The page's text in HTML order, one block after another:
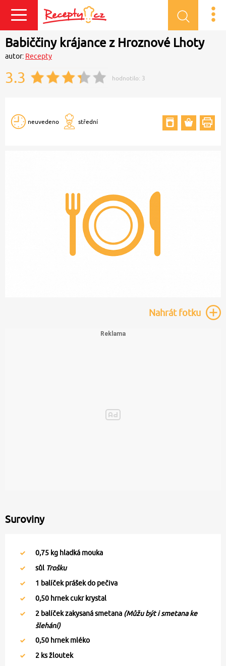
Přihlásit se
Babiččiny krájance z Hroznové Lhoty
autor: Recepty
3.3 hodnotilo: 3
neuvedeno střední
Nahrátfotku
Suroviny
0,75 kg hladká mouka
sůl Trošku
1 balíček prášek do pečiva
0,50 hrnek cukr krystal
2 balíček zakysaná smetana (Můžu být i smetana ke
šlehání)
0,50 hrnek mléko
2 ks žloutek